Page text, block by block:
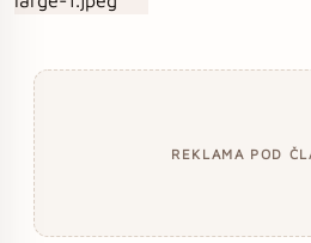
REKLAMA POD